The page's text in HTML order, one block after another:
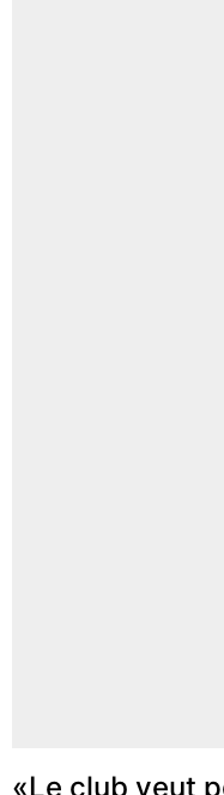
«Le club veut